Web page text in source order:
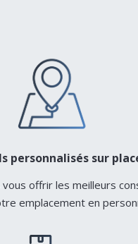
personnalisés sur
offrir les meilleurs
emplacement en